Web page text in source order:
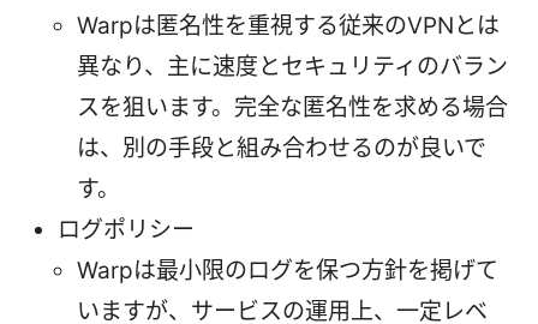
Warpは匿名性を重視する従来のVPNとは
異なり、主に速度とセキュリティのバラン
スを狙います。完全な匿名性を求める場合
は、別の手段と組み合わせるのが良いで
す。
ログポリシー
Warpは最小限のログを保つ方針を掲げて
いますが、サービスの運用上、一定レベ